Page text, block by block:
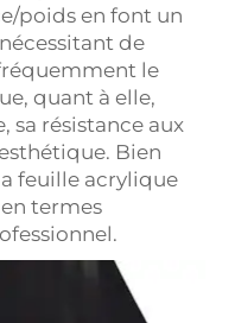
poids en font un
de
le
quant à elle,
sa résistance aux
Bien
feuille acrylique
termes